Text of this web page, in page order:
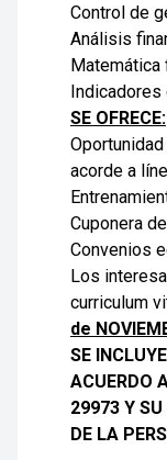
Control de
Análisis
Matemática
Indicadores
SE OFRECE:
acorde a
Cuponera
Convenios
Los
curriculum
de
SE
ACUERDO
29973 Y SU
DE LA